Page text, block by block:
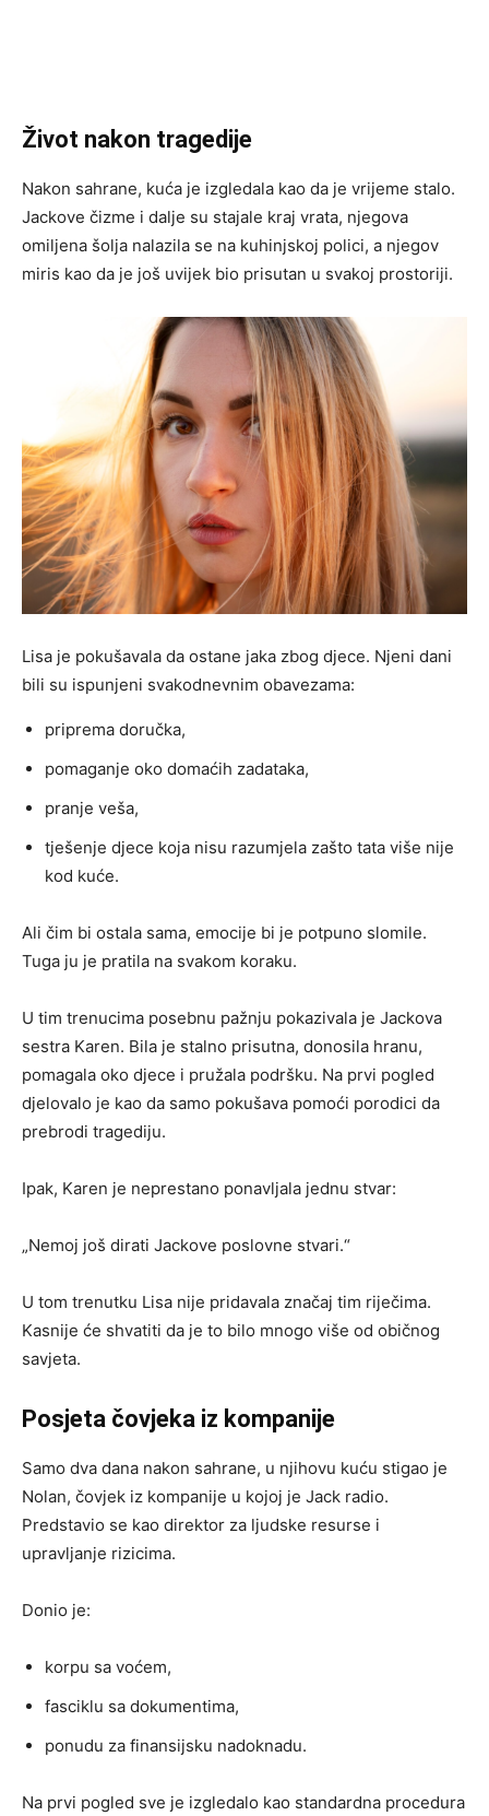
Život nakon tragedije
Nakon sahrane, kuća je izgledala kao da je vrijeme stalo.
Jackove čizme i dalje su stajale kraj vrata, njegova
omiljena šolja nalazila se na kuhinjskoj polici, a njegov
miris kao da je još uvijek bio prisutan u svakoj prostoriji.
Lisa je pokušavala da ostane jaka zbog djece. Njeni dani
bili su ispunjeni svakodnevnim obavezama:
priprema doručka,
pomaganje oko domaćih zadataka,
pranje veša,
tješenje djece koja nisu razumjela zašto tata više nije
kod kuće.
Ali čim bi ostala sama, emocije bi je potpuno slomile.
Tuga ju je pratila na svakom koraku.
U tim trenucima posebnu pažnju pokazivala je Jackova
sestra Karen. Bila je stalno prisutna, donosila hranu,
pomagala oko djece i pružala podršku. Na prvi pogled
djelovalo je kao da samo pokušava pomoći porodici da
prebrodi tragediju.
Ipak, Karen je neprestano ponavljala jednu stvar:
„Nemoj još dirati Jackove poslovne stvari.“
U tom trenutku Lisa nije pridavala značaj tim riječima.
Kasnije će shvatiti da je to bilo mnogo više od običnog
savjeta.
Posjeta čovjeka iz kompanije
Samo dva dana nakon sahrane, u njihovu kuću stigao je
Nolan, čovjek iz kompanije u kojoj je Jack radio.
Predstavio se kao direktor za ljudske resurse i
upravljanje rizicima.
Donio je:
korpu sa voćem,
fasciklu sa dokumentima,
ponudu za finansijsku nadoknadu.
Na prvi pogled sve je izgledalo kao standardna procedura